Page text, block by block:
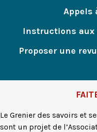
Appels
Instructions
Proposer une
Le Grenier des savoirs et
sont un projet de